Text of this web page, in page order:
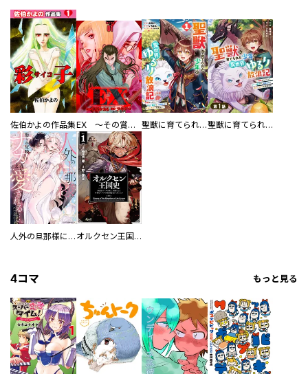
佐伯かよの作品集 EX ～その賞金稼ぎは、世界の出口を探す～【単行本版】 聖獣に育てられた少年の異世界ゆるり放浪記～神様からもらったチート魔法で、仲間たちとスローライフを満喫中～ 聖獣に育てられた少年の異世界ゆるり放浪記～神様からもらったチート魔法で、仲間たちとスローライフを満喫中～【分冊版】
人外の旦那様に娶られ毎晩ナカまで愛される…。アンソロジー オルクセン王国史
4コマ もっと見る